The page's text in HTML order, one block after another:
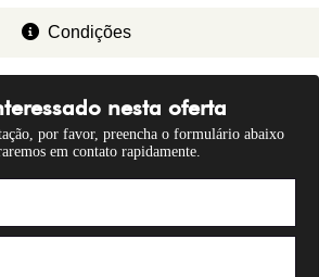
Condições
nesta oferta
por favor, preencha o formulário abaixo
em contato rapidamente.